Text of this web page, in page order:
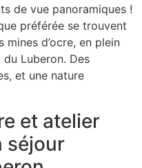
de vue panoramiques !
préférée se trouvent
mines d’ocre, en plein
Luberon. Des
et une nature
et atelier
séjour